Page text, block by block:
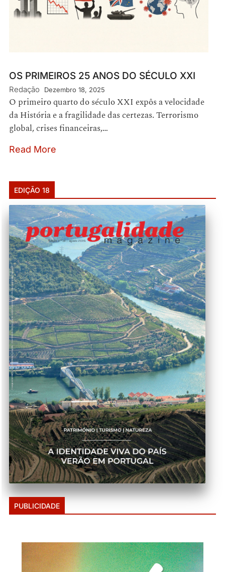
OS PRIMEIROS 25 ANOS DO SÉCULO XXI
Redação Dezembro 18, 2025
O primeiro quarto do século XXI expôs a velocidade
da História e a fragilidade das certezas. Terrorismo
global, crises financeiras,…
Read More
EDIÇÃO 18
PUBLICIDADE